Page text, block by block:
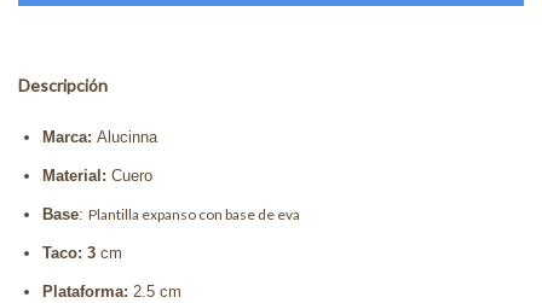
Descripción
Marca: Alucinna
Material: Cuero
Base: Plantilla expanso con base de eva
Taco: 3 cm
Plataforma: 2.5 cm